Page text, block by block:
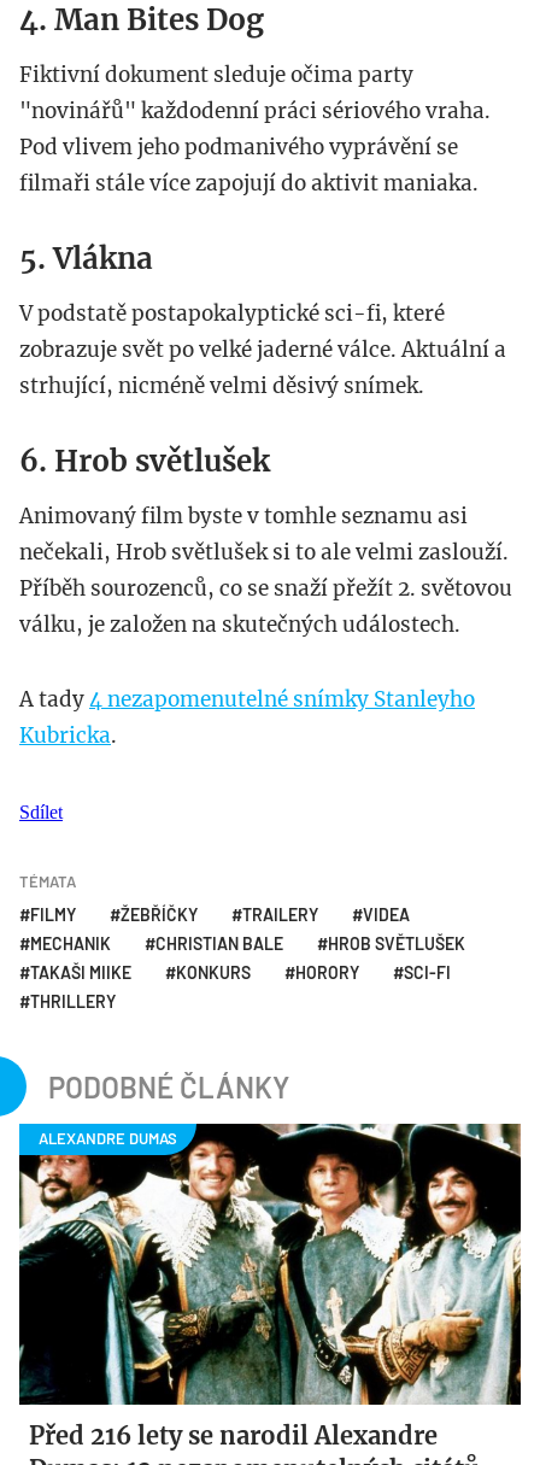
4. Man Bites Dog
Fiktivní dokument sleduje očima party
"novinářů" každodenní práci sériového vraha.
Pod vlivem jeho podmanivého vyprávění se
filmaři stále více zapojují do aktivit maniaka.
5. Vlákna
V podstatě postapokalyptické sci-fi, které
zobrazuje svět po velké jaderné válce. Aktuální a
strhující, nicméně velmi děsivý snímek.
6. Hrob světlušek
Animovaný film byste v tomhle seznamu asi
nečekali, Hrob světlušek si to ale velmi zaslouží.
Příběh sourozenců, co se snaží přežít 2. světovou
válku, je založen na skutečných událostech.
A tady4 nezapomenutelné snímky Stanleyho
Kubricka.
Sdílet
TÉMATA
FILMY ŽEBŘÍČKY TRAILERY
VIDEA
MECHANIK
CHRISTIAN BALE
HROB SVĚTLUŠEK
TAKAŠI MIIKE
KONKURS HORORY
SCI-FI
THRILLERY
PODOBNÉ ČLÁNKY
Před 216 lety se narodil Alexandre